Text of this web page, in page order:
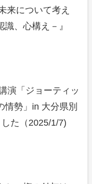
来について考え
、心構え－』
演「ジョーティッ
情勢」in 大分県別
た（2025/1/7)